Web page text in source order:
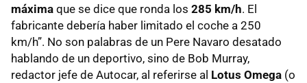
máxima que se dice que ronda los 285 km/h. El
fabricante debería haber limitado el coche a 250
km/h”. No son palabras de un Pere Navaro desatado
hablando de un deportivo, sino de Bob Murray,
redactor jefe de Autocar, al referirse al Lotus Omega (o